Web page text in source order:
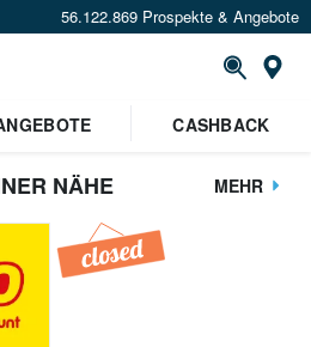
56.122.869 Prospekte & Angebote
CASHBACK
NÄHE MEHR